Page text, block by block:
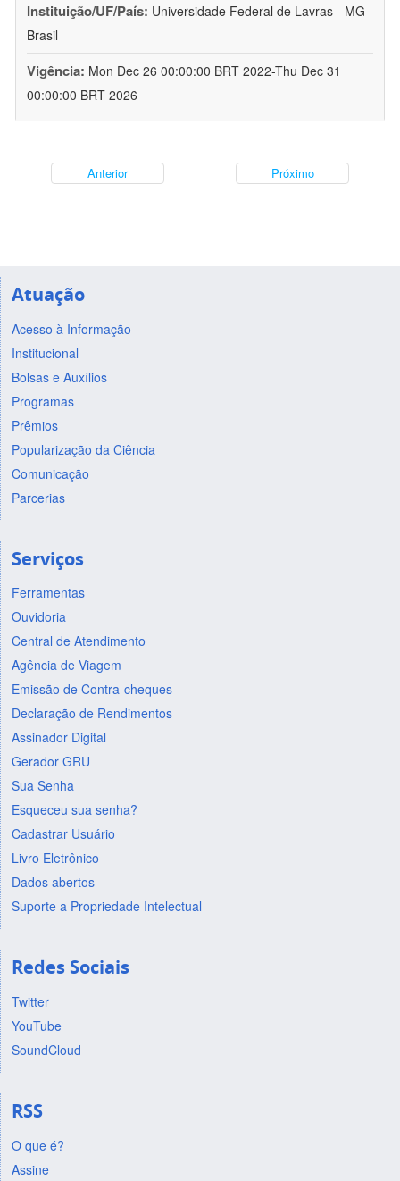
Instituição/UF/País: Universidade Federal de Lavras - MG -
Brasil
Vigência: Mon Dec 26 00:00:00 BRT 2022-Thu Dec 31
00:00:00 BRT 2026
Anterior Próximo
Atuação
Acesso à Informação
Institucional
Bolsas e Auxílios
Programas
Prêmios
Popularização da Ciência
Comunicação
Parcerias
Serviços
Ferramentas
Ouvidoria
Central de Atendimento
Agência de Viagem
Emissão de Contra-cheques
Declaração de Rendimentos
Assinador Digital
Gerador GRU
Sua Senha
Esqueceu sua senha?
Cadastrar Usuário
Livro Eletrônico
Dados abertos
Suporte a Propriedade Intelectual
Redes Sociais
Twitter
YouTube
SoundCloud
RSS
O que é?
Assine